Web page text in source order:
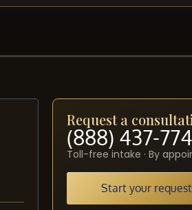
Request a
(888) 437-
Toll-free intake · By
Start your request